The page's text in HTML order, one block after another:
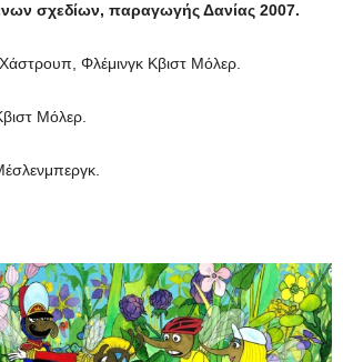
σχεδίων, παραγωγής Δανίας 2007.
Χάστρουπ, Φλέμινγκ Κβιστ Μόλερ.
Μόλερ.